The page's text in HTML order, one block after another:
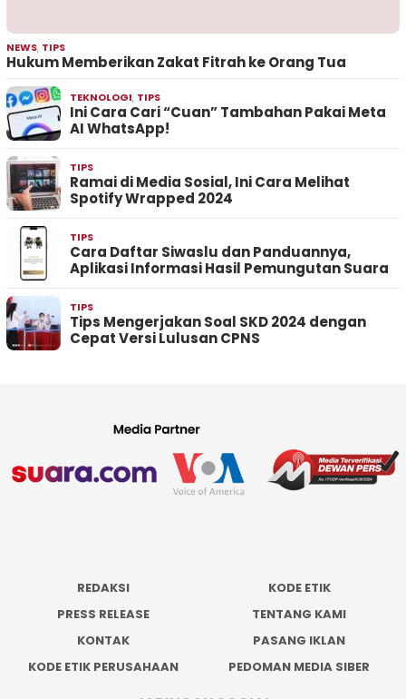
NEWS, TIPS
Hukum Memberikan Zakat Fitrah ke Orang Tua
TEKNOLOGI, TIPS
Ini Cara Cari “Cuan” Tambahan Pakai Meta
AI WhatsApp!
TIPS
Ramai di Media Sosial, Ini Cara Melihat
Spotify Wrapped 2024
TIPS
Cara Daftar Siwaslu dan Panduannya,
Aplikasi Informasi Hasil Pemungutan Suara
TIPS
Tips Mengerjakan Soal SKD 2024 dengan
Cepat Versi Lulusan CPNS
REDAKSI
KODE ETIK
PRESS RELEASE
TENTANG KAMI
KONTAK
PASANG IKLAN
KODE ETIK PERUSAHAAN
PEDOMAN MEDIA SIBER